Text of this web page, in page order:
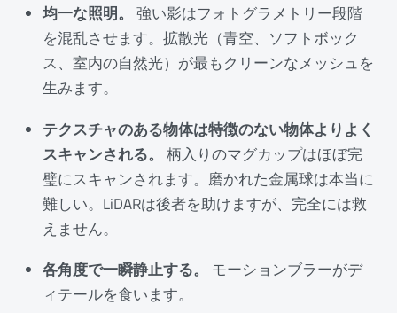
均一な照明。 強い影はフォトグラメトリー段階
を混乱させます。拡散光（青空、ソフトボック
ス、室内の自然光）が最もクリーンなメッシュを
生みます。
テクスチャのある物体は特徴のない物体よりよく
スキャンされる。 柄入りのマグカップはほぼ完
璧にスキャンされます。磨かれた金属球は本当に
難しい。LiDARは後者を助けますが、完全には救
えません。
各角度で一瞬静止する。
モーションブラーがデ
ィテールを食います。